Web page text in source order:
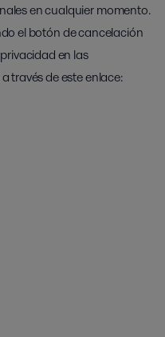
en cualquier momento.
el botón de cancelación
en las
través de este enlace: